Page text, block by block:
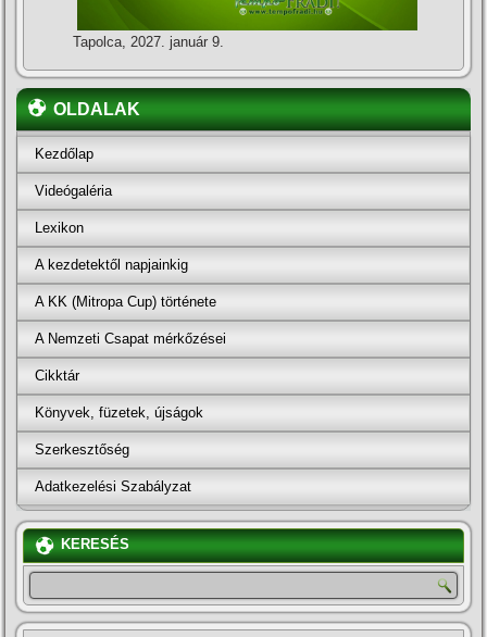
Tapolca, 2027. január 9.
OLDALAK
Kezdőlap
Videógaléria
Lexikon
A kezdetektől napjainkig
A KK (Mitropa Cup) története
A Nemzeti Csapat mérkőzései
Cikktár
Könyvek, füzetek, újságok
Szerkesztőség
Adatkezelési Szabályzat
KERESÉS